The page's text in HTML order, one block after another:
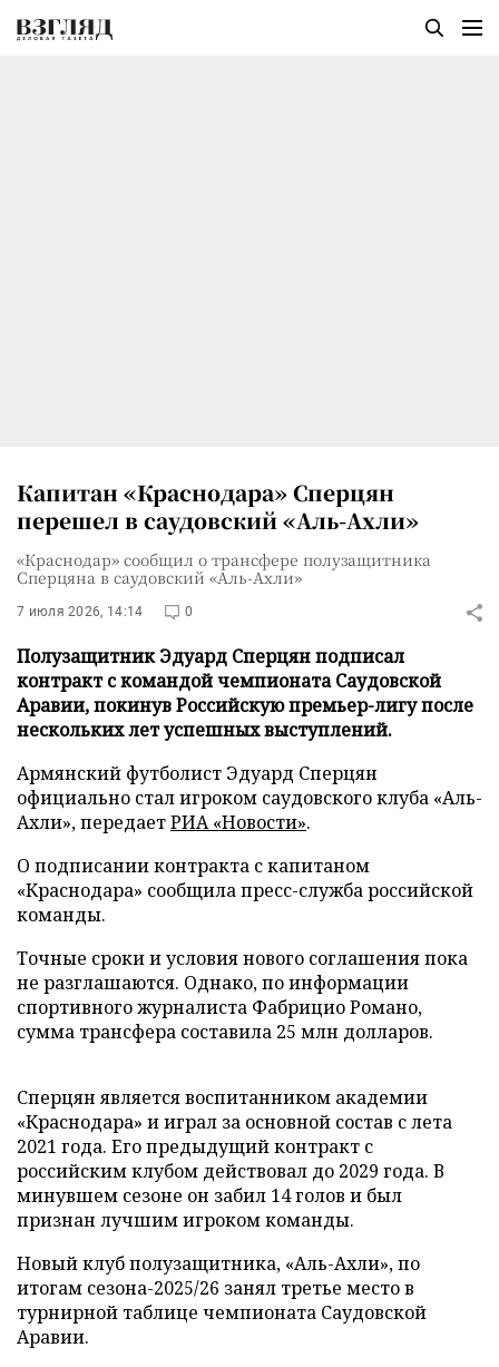
Капитан «Краснодара» Сперцян
перешел в саудовский «Аль-Ахли»
«Краснодар» сообщил о трансфере полузащитника
Сперцяна в саудовский «Аль-Ахли»
7 июля 2026, 14:14 0
Полузащитник Эдуард Сперцян подписал
контракт с командой чемпионата Саудовской
Аравии, покинув Российскую премьер-лигу после
нескольких лет успешных выступлений.
Армянский футболист Эдуард Сперцян
официально стал игроком саудовского клуба «Аль-
Ахли», передаетРИА «Новости».
О подписании контракта с капитаном
«Краснодара» сообщила пресс-служба российской
команды.
Точные сроки и условия нового соглашения пока
не разглашаются. Однако, по информации
спортивного журналиста Фабрицио Романо,
сумма трансфера составила 25 млн долларов.
Сперцян является воспитанником академии
«Краснодара» и играл за основной состав с лета
2021 года. Его предыдущий контракт с
российским клубом действовал до 2029 года. В
минувшем сезоне он забил 14 голов и был
признан лучшим игроком команды.
Новый клуб полузащитника, «Аль-Ахли», по
итогам сезона-2025/26 занял третье место в
турнирной таблице чемпионата Саудовской
Аравии.